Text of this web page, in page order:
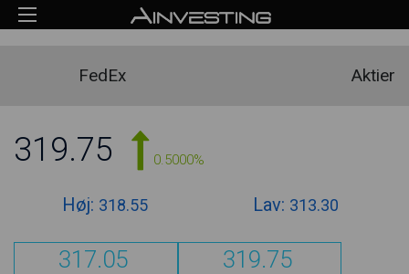
FedEx Aktier
319.75 0.5000%
Høj: 318.55 Lav: 313.30
317.05 319.75